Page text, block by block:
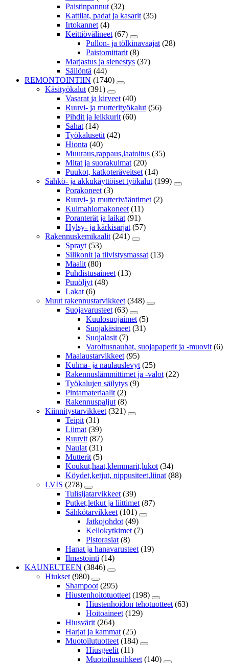
Paistinpannut (32)
Kattilat, padat ja kasarit (35)
Irtokannet (4)
Keittiövälineet (67)
Pullon- ja tölkinavaajat (28)
Paistomittarit (8)
Marjastus ja sienestys (37)
Säilöntä (44)
REMONTOINTIIN (1740)
Käsityökalut (391)
Vasarat ja kirveet (40)
Ruuvi- ja mutterityökalut (56)
Pihdit ja leikkurit (60)
Sahat (14)
Työkalusetit (42)
Hionta (40)
Muuraus,rappaus,laatoitus (35)
Mitat ja suorakulmat (20)
Puukot, katkoteräveitset (14)
Sähkö- ja akkukäyttöiset työkalut (199)
Porakoneet (3)
Ruuvi- ja mutterivääntimet (2)
Kulmahiomakoneet (11)
Poranterät ja laikat (91)
Hylsy- ja kärkisarjat (57)
Rakennuskemikaalit (241)
Sprayt (53)
Silikonit ja tiivistysmassat (13)
Maalit (80)
Puhdistusaineet (13)
Puuöljyt (48)
Lakat (6)
Muut rakennustarvikkeet (348)
Suojavarusteet (63)
Kuulosuojaimet (5)
Suojakäsineet (31)
Suojalasit (7)
Varoitusnauhat, suojapaperit ja -muovit (6)
Maalaustarvikkeet (95)
Kulma- ja naulauslevyt (25)
Rakennuslämmittimet ja -valot (22)
Työkalujen säilytys (9)
Pintamateriaalit (2)
Rakennuspaljut (8)
Kiinnitystarvikkeet (321)
Teipit (31)
Liimat (39)
Ruuvit (87)
Naulat (31)
Mutterit (5)
Koukut,haat,klemmarit,lukot (34)
Köydet,ketjut, nippusiteet,liinat (88)
LVIS (278)
Tulisijatarvikkeet (39)
Putket,letkut ja liittimet (87)
Sähkötarvikkeet (101)
Jatkojohdot (49)
Kellokytkimet (7)
Pistorasiat (8)
Hanat ja hanavarusteet (19)
Ilmastointi (14)
KAUNEUTEEN (3846)
Hiukset (980)
Shampoot (295)
Hiustenhoitotuotteet (198)
Hiustenhoidon tehotuotteet (63)
Hoitoaineet (129)
Hiusvärit (264)
Harjat ja kammat (25)
Muotoilutuotteet (184)
Hiusgeelit (11)
Muotoilusuihkeet (140)